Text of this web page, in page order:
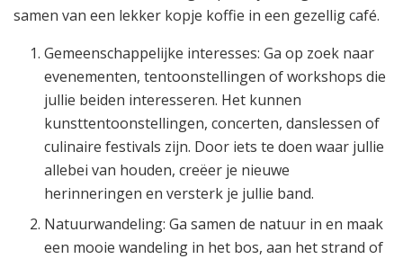
samen van een lekker kopje koffie in een gezellig café.
Gemeenschappelijke interesses: Ga op zoek naar
evenementen, tentoonstellingen of workshops die
jullie beiden interesseren. Het kunnen
kunsttentoonstellingen, concerten, danslessen of
culinaire festivals zijn. Door iets te doen waar jullie
allebei van houden, creëer je nieuwe
herinneringen en versterk je jullie band.
Natuurwandeling: Ga samen de natuur in en maak
een mooie wandeling in het bos, aan het strand of